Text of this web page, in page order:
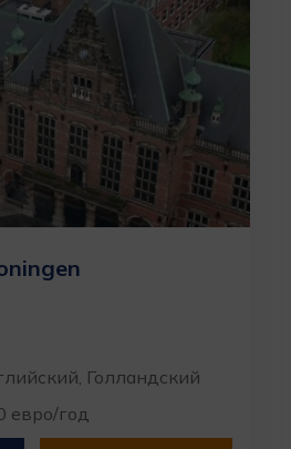
Голландский
евро/год